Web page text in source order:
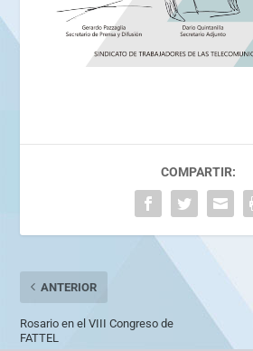
COMPARTIR:
ANTERIOR
Rosario en el VIII Congreso de
FATTEL